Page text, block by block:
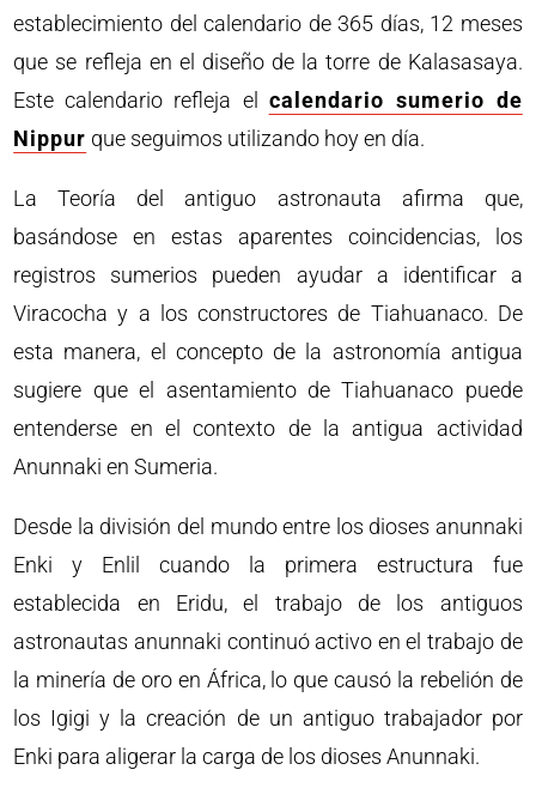
establecimiento del calendario de 365 días, 12 meses
que se refleja en el diseño de la torre de Kalasasaya.
Este calendario refleja el calendario sumerio de
Nippur que seguimos utilizando hoy en día.
La Teoría del antiguo astronauta afirma que,
basándose en estas aparentes coincidencias, los
registros sumerios pueden ayudar a identificar a
Viracocha y a los constructores de Tiahuanaco. De
esta manera, el concepto de la astronomía antigua
sugiere que el asentamiento de Tiahuanaco puede
entenderse en el contexto de la antigua actividad
Anunnaki en Sumeria.
Desde la división del mundo entre los dioses anunnaki
Enki y Enlil cuando la primera estructura fue
establecida en Eridu, el trabajo de los antiguos
astronautas anunnaki continuó activo en el trabajo de
la minería de oro en África, lo que causó la rebelión de
los Igigi y la creación de un antiguo trabajador por
Enki para aligerar la carga de los dioses Anunnaki.